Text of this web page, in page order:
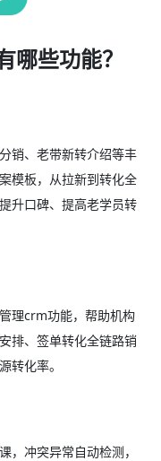
哪些功能？
销、老带新转介绍等丰
模板，从拉新到转化全
升口碑、提高老学员转
理crm功能，帮助机构
排、签单转化全链路销
转化率。
，冲突异常自动检测，